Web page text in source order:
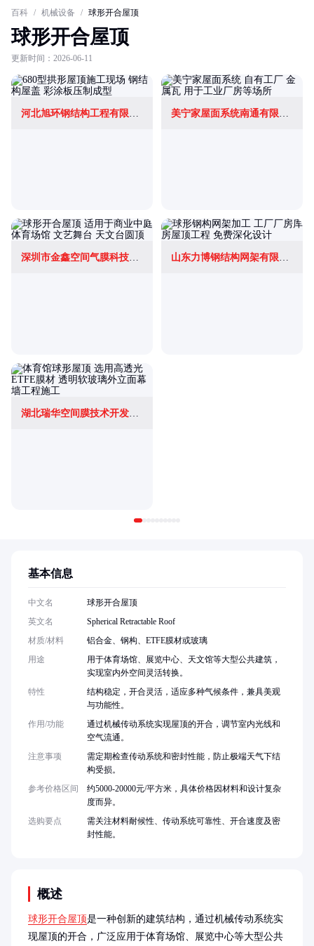
百科 / 机械设备 / 球形开合屋顶
球形开合屋顶
更新时间：2026-06-11
河北旭环钢结构工程有限公司 美宁家屋面系统南通有限公司
深圳市金鑫空间气膜科技有限公司 山东力博钢结构网架有限公司
概述
球形开合屋顶是一种创新的建筑结构，通过机械传动系统实
现屋顶的开合，广泛应用于体育场馆、展览中心等大型公共
基本信息
中文名
球形开合屋顶
英文名
Spherical Retractable Roof
材质/材料
铝合金、钢构、ETFE膜材或玻璃
用途
用于体育场馆、展览中心、天文馆等大型公共建筑，
实现室内外空间灵活转换。
特性
结构稳定，开合灵活，适应多种气候条件，兼具美观
与功能性。
作用/功能
通过机械传动系统实现屋顶的开合，调节室内光线和
空气流通。
注意事项
需定期检查传动系统和密封性能，防止极端天气下结
构受损。
参考价格区间
约5000-20000元/平方米，具体价格因材料和设计复杂
度而异。
选购要点
需关注材料耐候性、传动系统可靠性、开合速度及密
封性能。